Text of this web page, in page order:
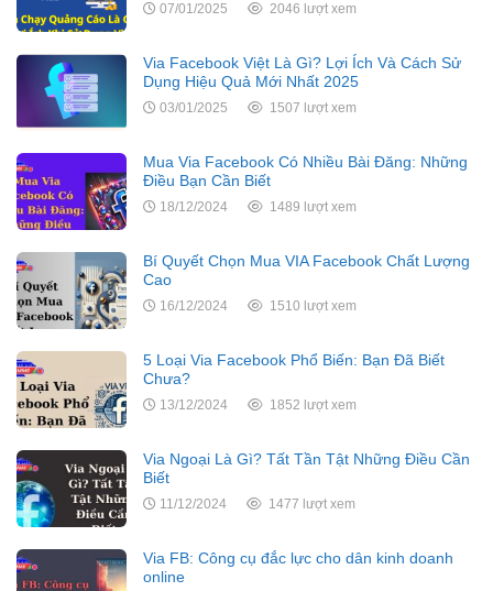
07/01/2025 2046 lượt xem
Via Facebook Việt Là Gì? Lợi Ích Và Cách Sử
Dụng Hiệu Quả Mới Nhất 2025
03/01/2025 1507 lượt xem
Mua Via Facebook Có Nhiều Bài Đăng: Những
Điều Bạn Cần Biết
18/12/2024 1489 lượt xem
Bí Quyết Chọn Mua VIA Facebook Chất Lượng
Cao
16/12/2024 1510 lượt xem
5 Loại Via Facebook Phổ Biến: Bạn Đã Biết
Chưa?
13/12/2024 1852 lượt xem
Via Ngoại Là Gì? Tất Tần Tật Những Điều Cần
Biết
11/12/2024 1477 lượt xem
Via FB: Công cụ đắc lực cho dân kinh doanh
online